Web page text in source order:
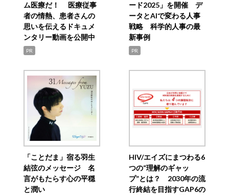
ム医療だ！ 医療従事
者の情熱、患者さんの
思いを伝えるドキュメ
ンタリー動画を公開中
PR
ード2025」を開催 デ
ータとAIで変わる人事
戦略 科学的人事の最
新事例
PR
「ことだま」宿る羽生
結弦のメッセージ 名
言がもたらす心の平穏
と潤い
HIV/エイズにまつわる6
つの“理解のギャッ
プ”とは？ 2030年の流
行終結を目指すGAP6の